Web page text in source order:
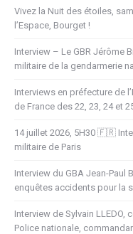
Vivez la Nuit des étoiles,
l’Espace, Bourget !
Interview – Le GBR Jérôme
militaire de la gendarmerie
Interviews en préfecture de
de France des 22, 23, 24 et
14 juillet 2026, 5H30 🇫🇷
militaire de Paris
Interview du GBA Jean-Paul
enquêtes accidents pour la
Interview de Sylvain
Police nationale,